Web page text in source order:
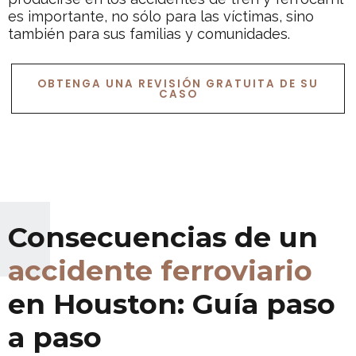
es importante, no sólo para las víctimas, sino
también para sus familias y comunidades.
OBTENGA UNA REVISIÓN GRATUITA DE SU
CASO
Consecuencias de un
accidente ferroviario
en Houston: Guía paso
a paso